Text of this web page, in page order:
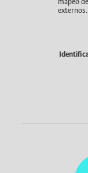
mapeo
externos.